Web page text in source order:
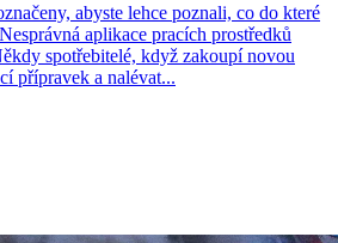
abyste lehce poznali, co do které
aplikace pracích prostředků
spotřebitelé, když zakoupí novou
přípravek a nalévat...